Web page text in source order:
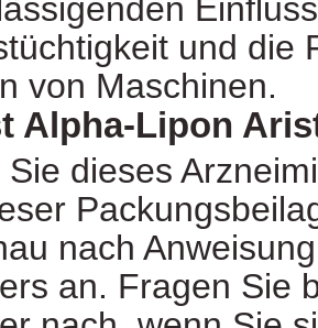
und die
von Maschinen.
Alpha-Lipon
dieses
nach
an. Fragen Sie